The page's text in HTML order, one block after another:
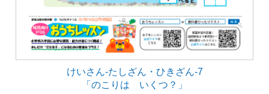
けいさん-たしざん・ひきざん-7
「のこりは いくつ？」